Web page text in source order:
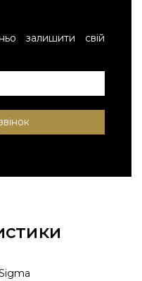
залишити свій